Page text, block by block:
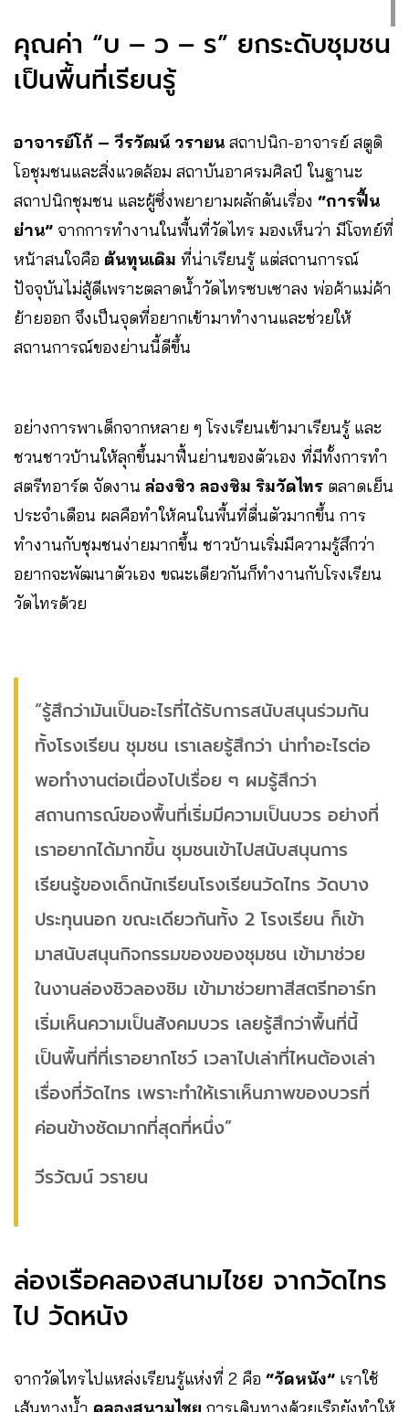
คุณค่า “บ – ว – ร” ยกระดับชุมชน
เป็นพื้นที่เรียนรู้
อาจารย์โก้ – วีรวัฒน์ วรายน สถาปนิก-อาจารย์ สตูดิ
โอชุมชนและสิ่งแวดล้อม สถาบันอาศรมศิลป์ ในฐานะ
สถาปนิกชุมชน และผู้ซึ่งพยายามผลักดันเรื่อง “การฟื้น
ย่าน” จากการทำงานในพื้นที่วัดไทร มองเห็นว่า มีโจทย์ที่
หน้าสนใจคือ ต้นทุนเดิม ที่น่าเรียนรู้ แต่สถานการณ์
ปัจจุบันไม่สู้ดีเพราะตลาดน้ำวัดไทรซบเซาลง พ่อค้าแม่ค้า
ย้ายออก จึงเป็นจุดที่อยากเข้ามาทำงานและช่วยให้
สถานการณ์ของย่านนี้ดีขึ้น
อย่างการพาเด็กจากหลาย ๆ โรงเรียนเข้ามาเรียนรู้ และ
ชวนชาวบ้านให้ลุกขึ้นมาฟื้นย่านของตัวเอง ที่มีทั้งการทำ
สตรีทอาร์ต จัดงาน ล่องชิว ลองชิม ริมวัดไทร ตลาดเย็น
ประจำเดือน ผลคือทำให้คนในพื้นที่ตื่นตัวมากขึ้น การ
ทำงานกับชุมชนง่ายมากขึ้น ชาวบ้านเริ่มมีความรู้สึกว่า
อยากจะพัฒนาตัวเอง ขณะเดียวกันก็ทำงานกับโรงเรียน
วัดไทรด้วย
“รู้สึกว่ามันเป็นอะไรที่ได้รับการสนับสนุนร่วมกัน
ทั้งโรงเรียน ชุมชน เราเลยรู้สึกว่า น่าทำอะไรต่อ
พอทำงานต่อเนื่องไปเรื่อย ๆ ผมรู้สึกว่า
สถานการณ์ของพื้นที่เริ่มมีความเป็นบวร อย่างที่
เราอยากได้มากขึ้น ชุมชนเข้าไปสนับสนุนการ
เรียนรู้ของเด็กนักเรียนโรงเรียนวัดไทร วัดบาง
ประทุนนอก ขณะเดียวกันทั้ง 2 โรงเรียน ก็เข้า
มาสนับสนุนกิจกรรมของของชุมชน เข้ามาช่วย
ในงานล่องชิวลองชิม เข้ามาช่วยทาสีสตรีทอาร์ท
เริ่มเห็นความเป็นสังคมบวร เลยรู้สึกว่าพื้นที่นี้
เป็นพื้นที่ที่เราอยากโชว์ เวลาไปเล่าที่ไหนต้องเล่า
เรื่องที่วัดไทร เพราะทำให้เราเห็นภาพของบวรที่
ค่อนข้างชัดมากที่สุดที่หนึ่ง”
วีรวัฒน์ วรายน
ล่องเรือคลองสนามไชย จากวัดไทร
ไป วัดหนัง
จากวัดไทรไปแหล่งเรียนรู้แห่งที่ 2 คือ “วัดหนัง” เราใช้